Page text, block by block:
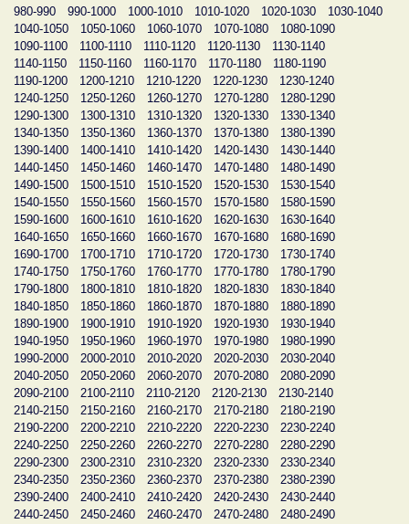
980-990
990-1000 1000-1010 1010-1020 1020-1030
1030-1040
1040-1050
1050-1060 1060-1070 1070-1080
1080-1090
1090-1100
1100-1110 1110-1120 1120-1130
1130-1140
1140-1150
1150-1160 1160-1170 1170-1180
1180-1190
1190-1200
1200-1210 1210-1220 1220-1230
1230-1240
1240-1250
1250-1260 1260-1270 1270-1280
1280-1290
1290-1300
1300-1310 1310-1320 1320-1330
1330-1340
1340-1350
1350-1360 1360-1370 1370-1380
1380-1390
1390-1400
1400-1410 1410-1420 1420-1430
1430-1440
1440-1450
1450-1460 1460-1470 1470-1480
1480-1490
1490-1500
1500-1510 1510-1520 1520-1530
1530-1540
1540-1550
1550-1560 1560-1570 1570-1580
1580-1590
1590-1600
1600-1610 1610-1620 1620-1630
1630-1640
1640-1650
1650-1660 1660-1670 1670-1680
1680-1690
1690-1700
1700-1710 1710-1720 1720-1730
1730-1740
1740-1750
1750-1760 1760-1770 1770-1780
1780-1790
1790-1800
1800-1810 1810-1820 1820-1830
1830-1840
1840-1850
1850-1860 1860-1870 1870-1880
1880-1890
1890-1900
1900-1910 1910-1920 1920-1930
1930-1940
1940-1950
1950-1960 1960-1970 1970-1980
1980-1990
1990-2000
2000-2010 2010-2020 2020-2030
2030-2040
2040-2050
2050-2060 2060-2070 2070-2080
2080-2090
2090-2100
2100-2110 2110-2120 2120-2130
2130-2140
2140-2150
2150-2160 2160-2170 2170-2180
2180-2190
2190-2200
2200-2210 2210-2220 2220-2230
2230-2240
2240-2250
2250-2260 2260-2270 2270-2280
2280-2290
2290-2300
2300-2310 2310-2320 2320-2330
2330-2340
2340-2350
2350-2360 2360-2370 2370-2380
2380-2390
2390-2400
2400-2410 2410-2420 2420-2430
2430-2440
2440-2450
2450-2460 2460-2470 2470-2480
2480-2490